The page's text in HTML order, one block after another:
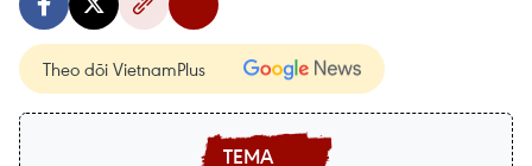
Theo dõi VietnamPlus